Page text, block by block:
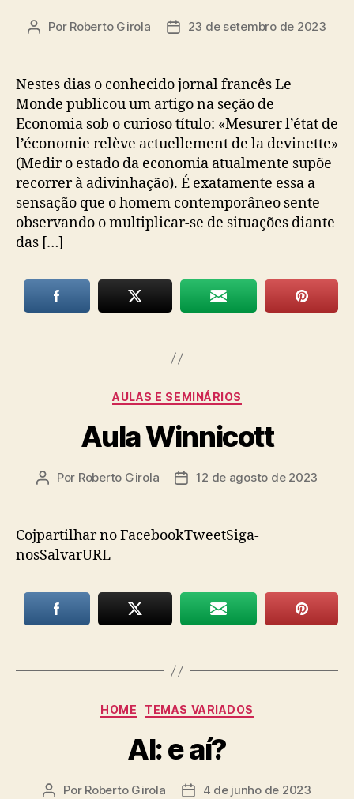
Autor
Por Roberto Girola
Data23 de setembro de 2023
Nestes dias o conhecido jornal francês Le
Monde publicou um artigo na seção de
Economia sob o curioso título: «Mesurer l’état de
l’économie relève actuellement de la devinette»
(Medir o estado da economia atualmente supõe
recorrer à adivinhação). É exatamente essa a
sensação que o homem contemporâneo sente
observando o multiplicar-se de situações diante
das […]
Categorias
AULAS E SEMINÁRIOS
Aula Winnicott
Autor
Por Roberto Girola
Data12 de agosto de 2023
Cojpartilhar no FacebookTweetSiga-
nosSalvarURL
Categorias
HOME TEMAS VARIADOS
AI: e aí?
Autor
Por Roberto Girola
Data4 de junho de 2023